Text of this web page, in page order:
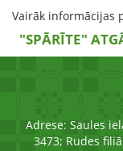
Vairāk informācijas
"SPĀRĪTE"
Adrese: Saules
3473; Rudes